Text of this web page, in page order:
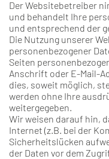
Der Websitebetreiber
und behandelt Ihre
und entsprechend der
Die Nutzung unserer
personenbezogener
Seiten
Anschrift oder E-Mail-
dies, soweit möglich,
werden ohne Ihre
weitergegeben.
Wir weisen darauf hin,
Internet (z.B. bei der
Sicherheitslücken
der Daten vor dem